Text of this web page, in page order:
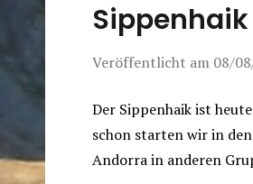
Sippenhaik
Veröffentlicht am 08/
Der Sippenhaik ist
schon starten wir in
Andorra in anderen